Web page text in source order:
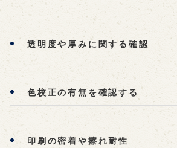
透明度や厚みに関する確認
色校正の有無を確認する
印刷の密着や擦れ耐性